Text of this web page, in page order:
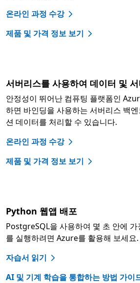
온라인 과정 수강
제품 및 가격 정보 보기
서버리스를 사용하여 데이터 및
안정성이 뛰어난 컴퓨팅 플랫폼인
하면 바인딩을 사용하는 서버리스 백
션 데이터를 처리할 수 있습니다.
온라인 과정 수강
제품 및 가격 정보 보기
Python 웹앱 배포
PostgreSQL을 사용하여 몇 초 안에
를 실행하려면 Azure를 활용해 보세요.
자습서 읽기
AI 및 기계 학습을 통합하는 방법 가이